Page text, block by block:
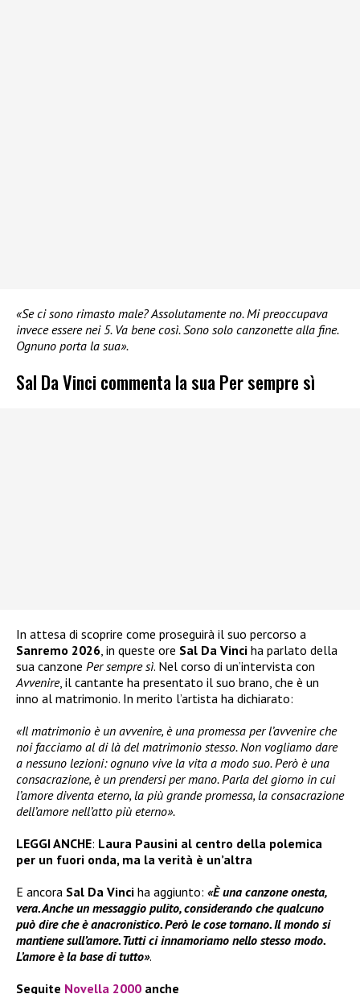
«Se ci sono rimasto male? Assolutamente no. Mi preoccupava
invece essere nei 5. Va bene così. Sono solo canzonette alla fine.
Ognuno porta la sua».
Sal Da Vinci commenta la sua Per sempre sì
In attesa di scoprire come proseguirà il suo percorso a
Sanremo 2026 , in queste ore Sal Da Vinci ha parlato della
sua canzone Per sempre sì. Nel corso di un’intervista con
Avvenire, il cantante ha presentato il suo brano, che è un
inno al matrimonio. In merito l’artista ha dichiarato:
«Il matrimonio è un avvenire, è una promessa per l’avvenire che
noi facciamo al di là del matrimonio stesso. Non vogliamo dare
a nessuno lezioni: ognuno vive la vita a modo suo. Però è una
consacrazione, è un prendersi per mano. Parla del giorno in cui
l’amore diventa eterno, la più grande promessa, la consacrazione
dell’amore nell’atto più eterno».
LEGGI ANCHE: Laura Pausini al centro della polemica
per un fuori onda, ma la verità è un’altra
E ancora Sal Da Vinci ha aggiunto: «È una canzone onesta,
vera. Anche un messaggio pulito, considerando che qualcuno
può dire che è anacronistico. Però le cose tornano. Il mondo si
mantiene sull’amore. Tutti ci innamoriamo nello stesso modo.
L’amore è la base di tutto».
Seguite Novella 2000 anche